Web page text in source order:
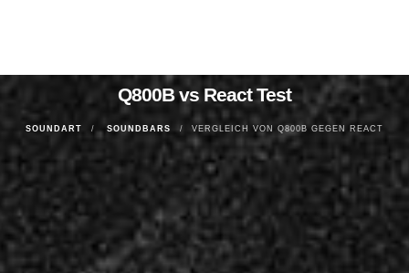
Q800B vs React Test
SOUNDART SOUNDBARS VERGLEICH VON Q800B GEGEN REACT